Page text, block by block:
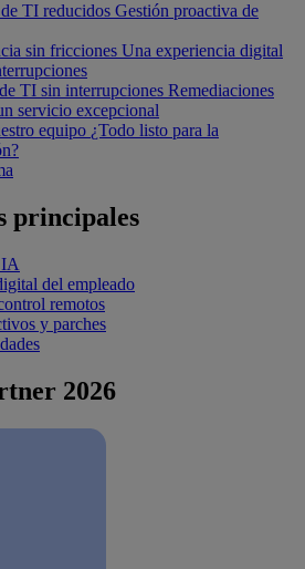
TI reducidos Gestión proactiva de
sin fricciones Una experiencia digital
TI sin interrupciones Remediaciones
servicio excepcional
equipo ¿Todo listo para la
principales
del empleado
remotos
y parches
2026